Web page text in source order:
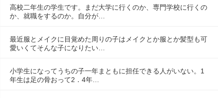
高校二年生の学生です。まだ大学に行くのか、専門学校に行くの
か、就職をするのか。自分が…
最近服とメイクに目覚めた周りの子はメイクとか服とか髪型も可
愛いくてそんな子になりたい…
小学生になってうちの子一年まともに担任できる人がいない。1
年生は足の骨おって2．4年…